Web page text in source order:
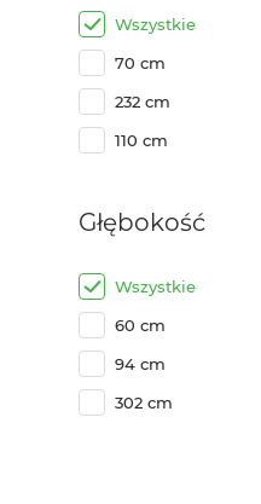
Wszystkie
70 cm
232 cm
110 cm
Głębokość
Wszystkie
60 cm
94 cm
302 cm